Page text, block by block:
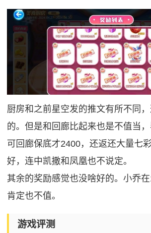
厨房和之前星空发的推文有所不同
的。但是和回廊比起来也是不值当，
可回廊保底才2400，还返还大量七
好，连中凯撒和凤凰也不说定。
其余的奖励感觉也没啥好的。小乔
肯定也不值。
游戏评测